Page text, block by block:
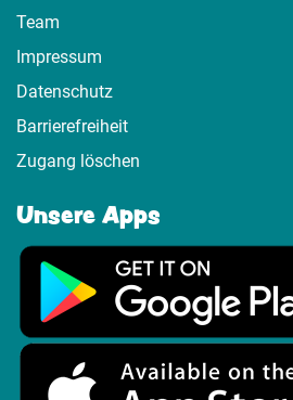
Team
Impressum
Datenschutz
Barrierefreiheit
Zugang löschen
Unsere Apps